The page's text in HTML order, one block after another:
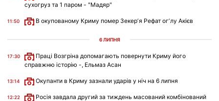
сухогруз та 1 паром - "Мадяр"
11:50 В окупованому Криму помер Зекерʼя Рефат огʼлу Акієв
6 ЛИПНЯ
17:30
Праці Возгріна допомагають повернути Криму його
справжню історію -, Ельмаз Асан
13:14 Окупанти в Криму зазнали ударів у ніч на 6 липня
12:22
Росія завдала другий за тиждень масований комбінований